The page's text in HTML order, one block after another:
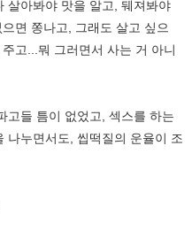
살아봐야 맛을 알고, 뒈져봐야
면 쫑나고, 그래도 살고 싶으
고...뭐 그러면서 사는 거 아니
고들 틈이 없었고, 섹스를 하는
나누면서도, 씹떡질의 운율이 조